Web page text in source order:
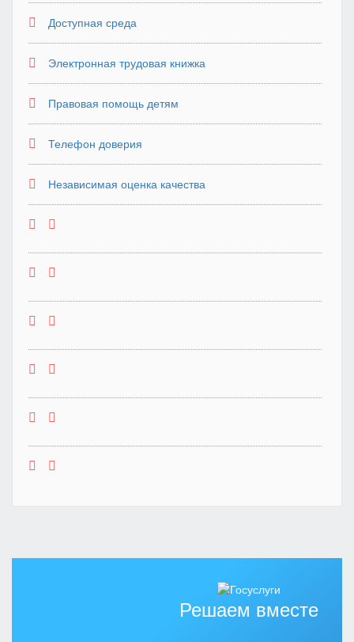
Доступная среда
Электронная трудовая книжка
Правовая помощь детям
Телефон доверия
Независимая оценка качества
Решаем вместе